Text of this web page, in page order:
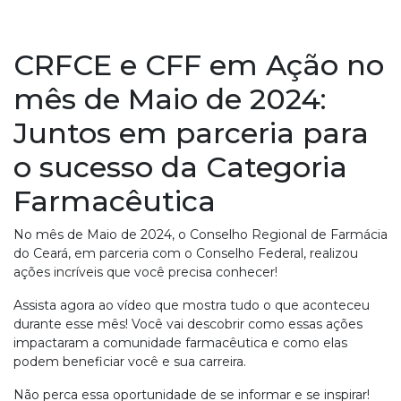
CRFCE e CFF em Ação no
mês de Maio de 2024:
Juntos em parceria para
o sucesso da Categoria
Farmacêutica
No mês de Maio de 2024, o Conselho Regional de Farmácia
do Ceará, em parceria com o Conselho Federal, realizou
ações incríveis que você precisa conhecer!
Assista agora ao vídeo que mostra tudo o que aconteceu
durante esse mês! Você vai descobrir como essas ações
impactaram a comunidade farmacêutica e como elas
podem beneficiar você e sua carreira.
Não perca essa oportunidade de se informar e se inspirar!